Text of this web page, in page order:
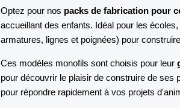
Optez pour nos packs de fabrication pour
accueillant des enfants. Idéal pour les
armatures, lignes et poignées) pour
Ces modèles monofils sont choisis pour leur
pour découvrir le plaisir de construire de ses
pour répondre rapidement à vos projets